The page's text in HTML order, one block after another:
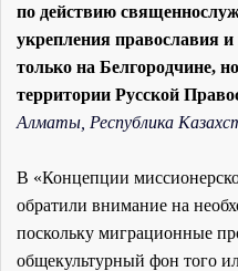
по действию
укрепления православия
только на Белгородчине,
территории Русской
Алматы, Республика
В «Концепции
обратили внимание на
поскольку миграционные
общекультурный фон того